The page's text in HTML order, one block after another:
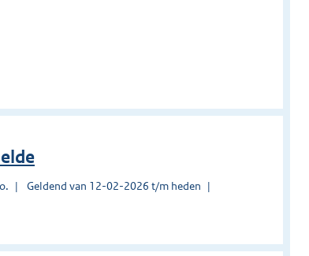
Geldend van 12-02-2026 t/m heden